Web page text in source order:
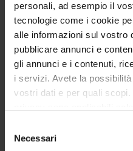
personali, ad esempio il
tecnologie come i cookie
alle informazioni sul vostro
pubblicare annunci e
gli annunci e i contenuti,
i servizi. Avete la
vostri dati e per quali
modificare o revocare il
delNecessari
Dottorati di ricerca
Corsi di aggiornamento
Corsi di
Master
Area Scienze Naturali e
Contatti